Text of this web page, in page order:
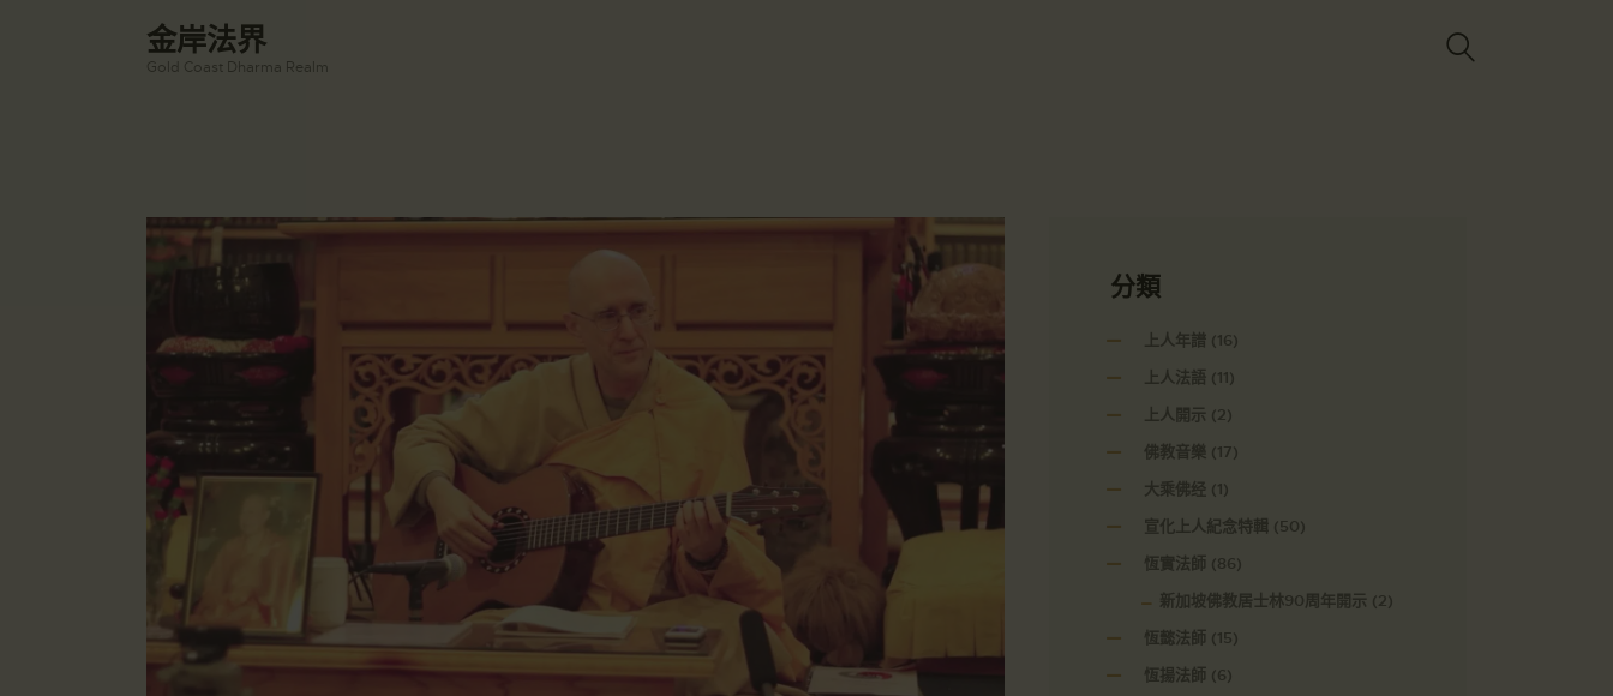
金岸法界
Gold Coast Dharma Realm
宣化上人
文章匯總
教育培德
聯繫我們
登录|LOGIN
分類
上人年譜 (16)
上人法語 (11)
上人開示 (2)
佛教音樂 (17)
大乘佛经 (1)
宣化上人紀念特輯 (50)
恆實法師 (86)
新加坡佛教居士林90周年開示 (2)
恆懿法師 (15)
恆揚法師 (6)
👉Zoom Link 链接：
https://drba-org.zoom.us/j/84914586289
👉Meeting ID 会议号：84914586289
一、請以【全名+所在地】方式加入會議。